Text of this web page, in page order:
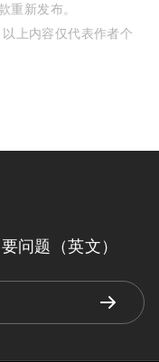
重新发布。
上内容仅代表作者个
问题（英文）